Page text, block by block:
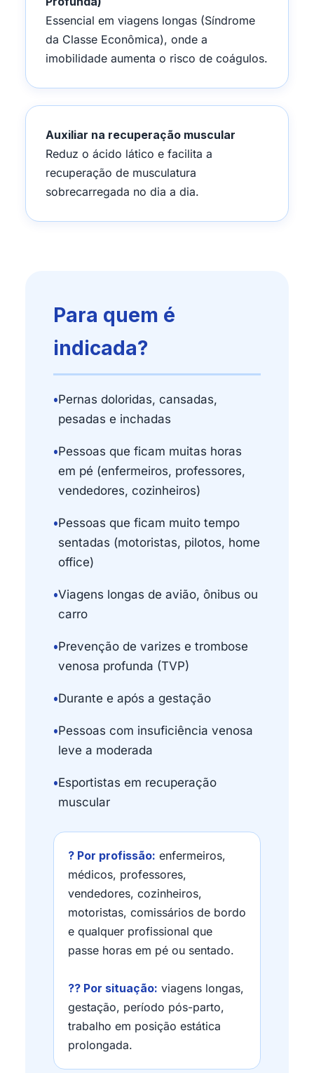
Essencial em viagens longas (Síndrome
da Classe Econômica), onde a
imobilidade aumenta o risco de coágulos.
Auxiliar na recuperação muscular
Reduz o ácido lático e facilita a
recuperação de musculatura
sobrecarregada no dia a dia.
Para quem é
indicada?
•Pernas doloridas, cansadas,
pesadas e inchadas
•Pessoas que ficam muitas horas
em pé (enfermeiros, professores,
vendedores, cozinheiros)
•Pessoas que ficam muito tempo
sentadas (motoristas, pilotos, home
office)
•Viagens longas de avião, ônibus ou
carro
•Prevenção de varizes e trombose
venosa profunda (TVP)
•Durante e após a gestação
•Pessoas com insuficiência venosa
leve a moderada
•Esportistas em recuperação
muscular
? Por profissão: enfermeiros,
médicos, professores,
vendedores, cozinheiros,
motoristas, comissários de bordo
e qualquer profissional que
passe horas em pé ou sentado.
?? Por situação: viagens longas,
gestação, período pós-parto,
trabalho em posição estática
prolongada.